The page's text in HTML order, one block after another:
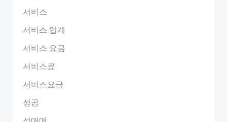
서비스
서비스 업계
서비스 요금
서비스료
서비스요금
성공